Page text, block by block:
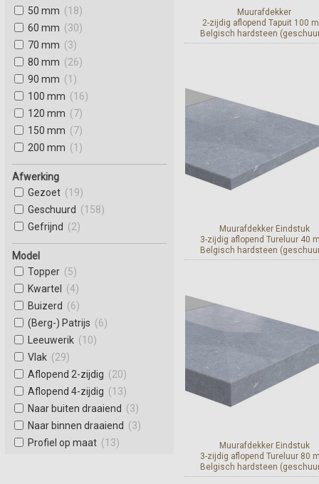
Muurafdekker
2-zijdig aflopend Tapuit 100
Belgisch hardsteen
Muurafdekker Eindstuk
3-zijdig aflopend Tureluur 40
Belgisch hardsteen
Bekijk en bestel
Muurafdekker Eindstuk
3-zijdig aflopend Tureluur 80
Belgisch hardsteen
50 mm (18)
60 mm (30)
70 mm (3)
80 mm (26)
90 mm (1)
100 mm (16)
120 mm (7)
150 mm (7)
200 mm (1)
Afwerking
Gezoet (19)
Geschuurd (158)
Gefrijnd (2)
Model
Topper (5)
Kwartel
(4)
Buizerd (6)
(Berg-) Patrijs (6)
Leeuwerik (10)
Vlak (29)
Aflopend 2-zijdig (20)
Aflopend 4-zijdig (13)
Naar buiten draaiend (3)
Naar binnen draaiend (3)
Profiel op maat (13)